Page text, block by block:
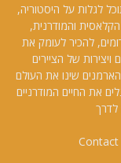
לגלות על היסטוריה,
והמודרנית,
להכיר לעומק את
ויצירות של הציירים
שינו את העולם
את החיים המודרניים
לדרך
Contact